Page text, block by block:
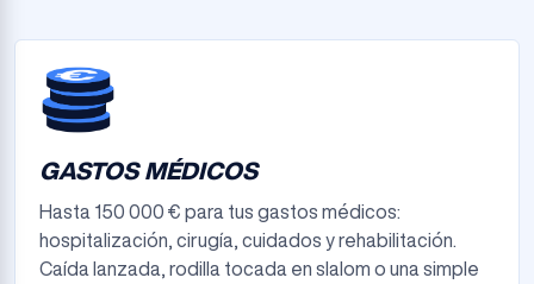
GASTOS MÉDICOS
Hasta 150 000 € para tus gastos médicos:
hospitalización, cirugía, cuidados y rehabilitación.
Caída lanzada, rodilla tocada en slalom o una simple